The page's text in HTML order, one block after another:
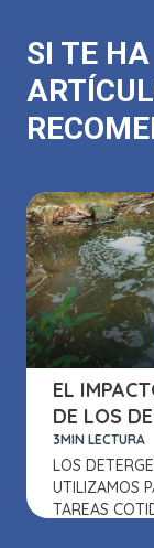
SI TE
EL
DE LOS
3MIN LECTURA
LOS
UTILIZAMOS
TAREAS